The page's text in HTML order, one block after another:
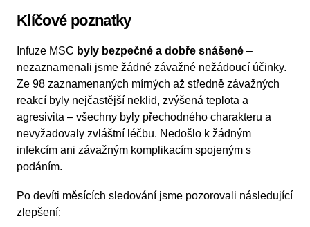
Klíčové poznatky
Infuze MSC byly bezpečné a dobře snášené –
nezaznamenali jsme žádné závažné nežádoucí účinky.
Ze 98 zaznamenaných mírných až středně závažných
reakcí byly nejčastější neklid, zvýšená teplota a
agresivita – všechny byly přechodného charakteru a
nevyžadovaly zvláštní léčbu. Nedošlo k žádným
infekcím ani závažným komplikacím spojeným s
podáním.
Po devíti měsících sledování jsme pozorovali následující
zlepšení: